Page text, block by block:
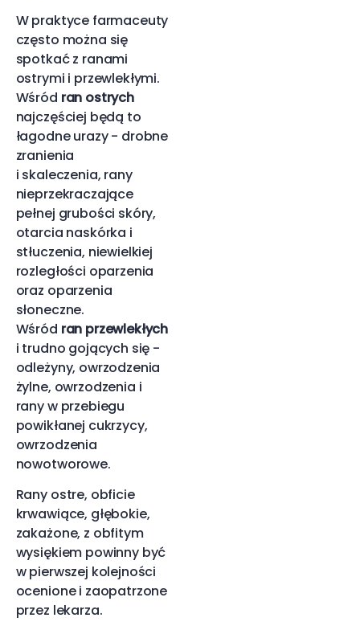
W praktyce farmaceuty
często można się
spotkać z ranami
ostrymi i przewlekłymi.
Wśród ran ostrych
najczęściej będą to
łagodne urazy - drobne
zranienia
i skaleczenia, rany
nieprzekraczające
pełnej grubości skóry,
otarcia naskórka i
stłuczenia, niewielkiej
rozległości oparzenia
oraz oparzenia
słoneczne.
Wśród ran przewlekłych
i trudno gojących się -
odleżyny, owrzodzenia
żylne, owrzodzenia i
rany w przebiegu
powikłanej cukrzycy,
owrzodzenia
nowotworowe.
Rany ostre, obficie
krwawiące, głębokie,
zakażone, z obfitym
wysiękiem powinny być
w pierwszej kolejności
ocenione i zaopatrzone
przez lekarza.